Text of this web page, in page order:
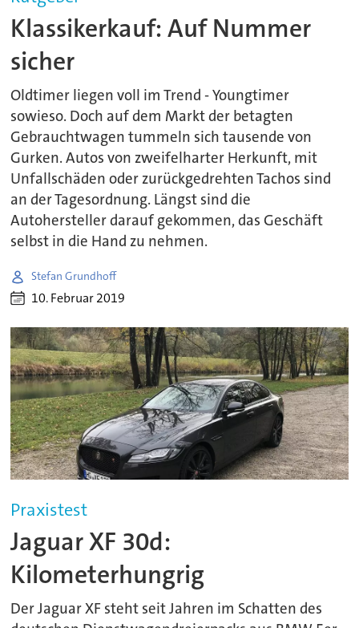
Klassikerkauf: Auf Nummer
sicher
Oldtimer liegen voll im Trend - Youngtimer
sowieso. Doch auf dem Markt der betagten
Gebrauchtwagen tummeln sich tausende von
Gurken. Autos von zweifelharter Herkunft, mit
Unfallschäden oder zurückgedrehten Tachos sind
an der Tagesordnung. Längst sind die
Autohersteller darauf gekommen, das Geschäft
selbst in die Hand zu nehmen.
Stefan Grundhoff
10. Februar 2019
Praxistest
Jaguar XF 30d:
Kilometerhungrig
Der Jaguar XF steht seit Jahren im Schatten des